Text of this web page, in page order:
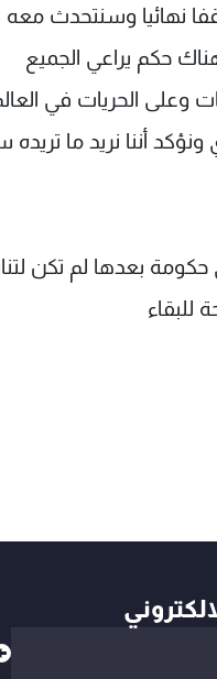
نهائيا وسنتحدث معه
حكم يراعي الجميع
وعلى الحريات في
أننا نريد ما
بعدها لم تكن
للبقاء